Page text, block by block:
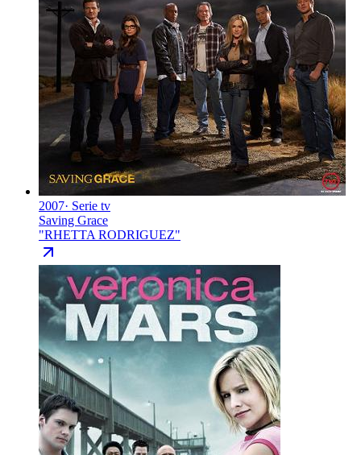
2007· Serie tv
Saving Grace
"RHETTA RODRIGUEZ"